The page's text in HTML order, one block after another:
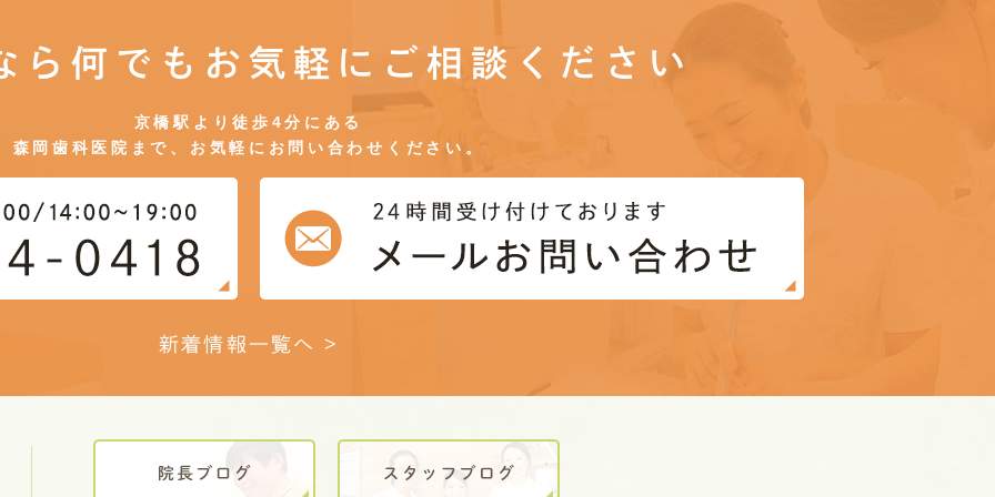
ら何でもお気軽にご相談ください
京橋駅より徒歩4分にある
森岡歯科医院まで、お気軽にお問い合わせください。
新着情報一覧へ >